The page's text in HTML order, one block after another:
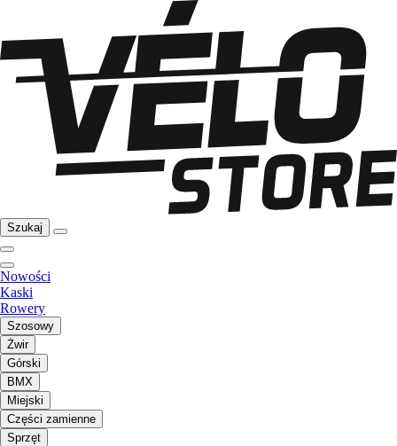
Szukaj
Nowości
Kaski
Rowery
Szosowy
Żwir
Górski
BMX
Miejski
Części zamienne
Sprzęt